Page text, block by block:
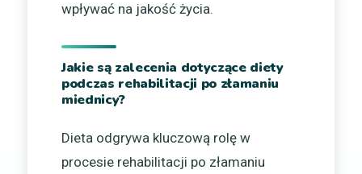
wpływać na jakość życia.
Jakie są zalecenia dotyczące diety
podczas rehabilitacji po złamaniu
miednicy?
Dieta odgrywa kluczową rolę w
procesie rehabilitacji po złamaniu